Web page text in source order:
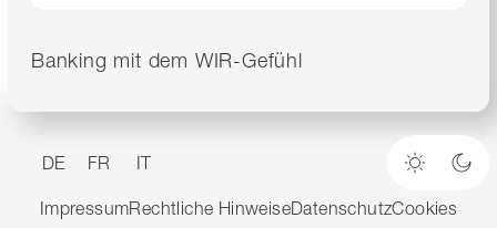
Banking mit dem WIR-Gefühl
DE FR IT
Heller
ImpressumRechtliche HinweiseDatenschutzCookies